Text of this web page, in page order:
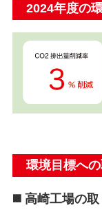
2024年度の
環境目標へ
◼️ 高崎工場の取